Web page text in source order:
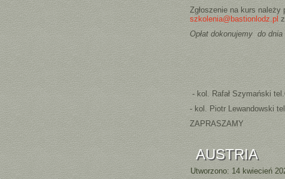
Zgłoszenie na kurs należy
szkolenia@bastionlodz.pl
Opłat dokonujemy do
- kol. Rafał Szymański
- kol. Piotr Lewandowski
ZAPRASZAMY
AUSTRIA
Utworzono: 14 kwiecień